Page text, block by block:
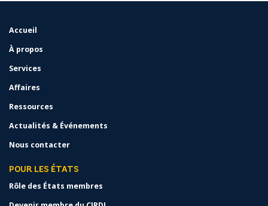
FOOTER
Accueil
À propos
Services
Affaires
Ressources
Actualités & Événements
Nous contacter
POUR LES ÉTATS
Rôle des États membres